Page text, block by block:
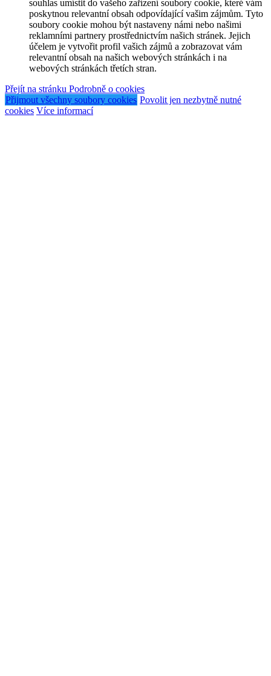
souhlas umístit do vašeho zařízení soubory cookie, které vám
poskytnou relevantní obsah odpovídající vašim zájmům. Tyto
soubory cookie mohou být nastaveny námi nebo našimi
reklamními partnery prostřednictvím našich stránek. Jejich
účelem je vytvořit profil vašich zájmů a zobrazovat vám
relevantní obsah na našich webových stránkách i na
webových stránkách třetích stran.
Přejít na stránku Podrobně o cookies
Přijmout všechny soubory cookies Povolit jen nezbytně nutné
cookies Více informací